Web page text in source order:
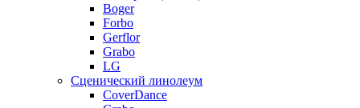
Boger
Forbo
Gerflor
Grabo
LG
Сценический линолеум
CoverDance